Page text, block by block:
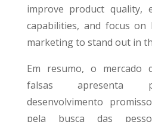
improve product quality,
capabilities, and focus
marketing to stand out in
Em resumo, o mercado
falsas apresenta
desenvolvimento
pela busca das